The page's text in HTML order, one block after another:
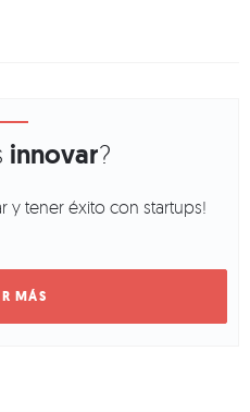
innovar?
y tener éxito con startups!